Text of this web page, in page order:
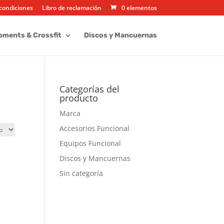
Libro de reclamación 0 elementos
& Crossfit Discos y Mancuernas
Categorías del
producto
Marca
Accesorios Funcional
Equipos Funcional
Discos y Mancuernas
Sin categoría